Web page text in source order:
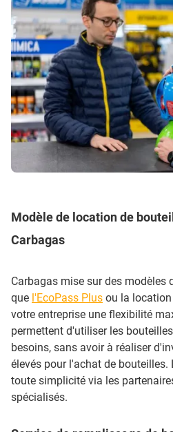
Modèle de location de
Carbagas
Carbagas mise sur des modèles
que l'EcoPass Plus ou la
votre entreprise une flexibilité
permettent d'utiliser les
besoins, sans avoir à réaliser
élevés pour l'achat de bouteilles.
toute simplicité via les
spécialisés.